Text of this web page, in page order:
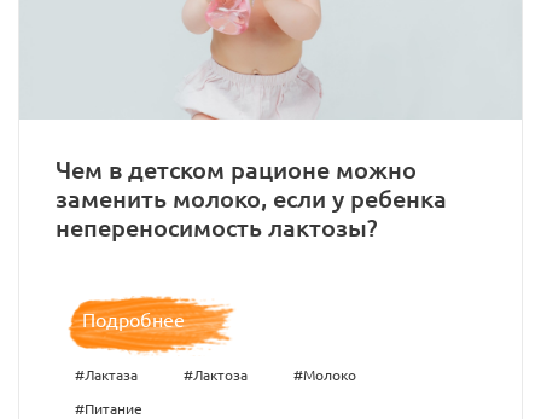
Чем в детском рационе можно
заменить молоко, если у ребенка
непереносимость лактозы?
Подробнее
#Лактаза #Лактоза #Молоко
#Питание